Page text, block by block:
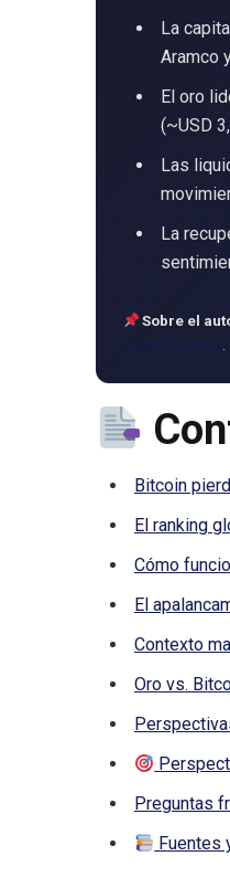
La
Aramco
El oro
(~USD
Las
La
Sobre el
criptomonedas
Bitcoin
El ranking
Cómo
El
Contexto
Oro vs.
Preguntas
Fuentes